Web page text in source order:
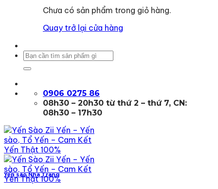
Chưa có sản phẩm trong giỏ hàng.
Quay trở lại cửa hàng
Tìm
0906 0275 86
08h30 – 20h30 từ thứ 2 – thứ 7, CN:
08h30 – 17h30
Yến sào Nha Trang